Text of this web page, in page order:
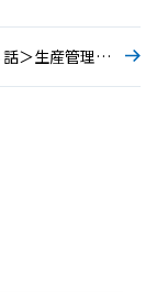
＜第３話＞生産管理システムの活用事例